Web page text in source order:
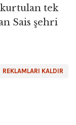
kurtulan tek
Sais şehri
REKLAMLARI KALDIR